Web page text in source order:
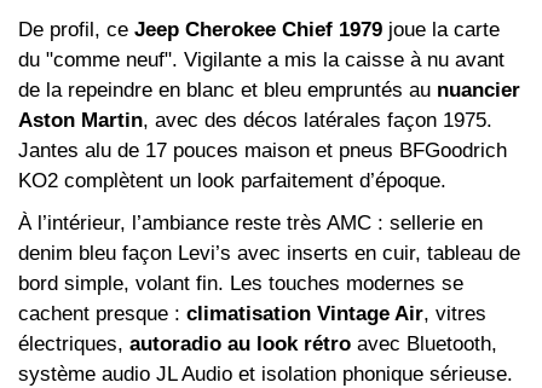
De profil, ce Jeep Cherokee Chief 1979 joue la carte
du "comme neuf". Vigilante a mis la caisse à nu avant
de la repeindre en blanc et bleu empruntés au nuancier
Aston Martin, avec des décos latérales façon 1975.
Jantes alu de 17 pouces maison et pneus BFGoodrich
KO2 complètent un look parfaitement d’époque.
À l’intérieur, l’ambiance reste très AMC : sellerie en
denim bleu façon Levi’s avec inserts en cuir, tableau de
bord simple, volant fin. Les touches modernes se
cachent presque : climatisation Vintage Air, vitres
électriques, autoradio au look rétro avec Bluetooth,
système audio JL Audio et isolation phonique sérieuse.